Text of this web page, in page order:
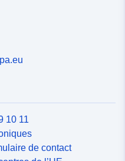
10 11
de contact